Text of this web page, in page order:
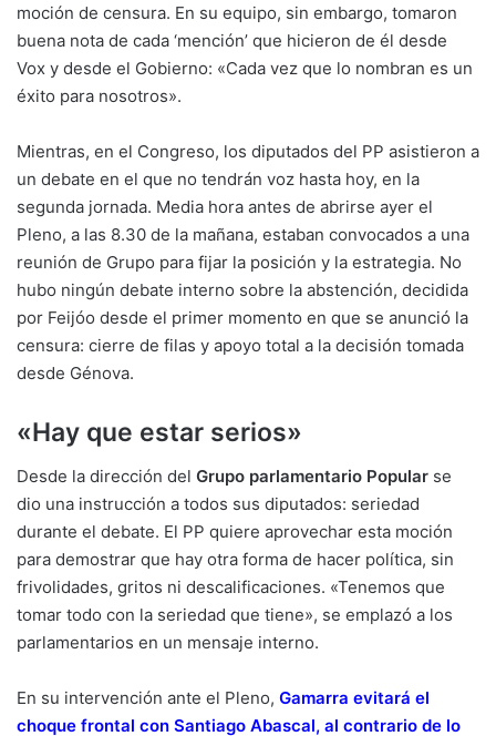
moción de censura. En su equipo, sin embargo, tomaron
buena nota de cada ‘mención’ que hicieron de él desde
Vox y desde el Gobierno: «Cada vez que lo nombran es un
éxito para nosotros».
Mientras, en el Congreso, los diputados del PP asistieron a
un debate en el que no tendrán voz hasta hoy, en la
segunda jornada. Media hora antes de abrirse ayer el
Pleno, a las 8.30 de la mañana, estaban convocados a una
reunión de Grupo para fijar la posición y la estrategia. No
hubo ningún debate interno sobre la abstención, decidida
por Feijóo desde el primer momento en que se anunció la
censura: cierre de filas y apoyo total a la decisión tomada
desde Génova.
«Hay que estar serios»
Desde la dirección del Grupo parlamentario Popular se
dio una instrucción a todos sus diputados: seriedad
durante el debate. El PP quiere aprovechar esta moción
para demostrar que hay otra forma de hacer política, sin
frivolidades, gritos ni descalificaciones. «Tenemos que
tomar todo con la seriedad que tiene», se emplazó a los
parlamentarios en un mensaje interno.
En su intervención ante el Pleno, Gamarra evitará el
choque frontal con Santiago Abascal, al contrario de lo